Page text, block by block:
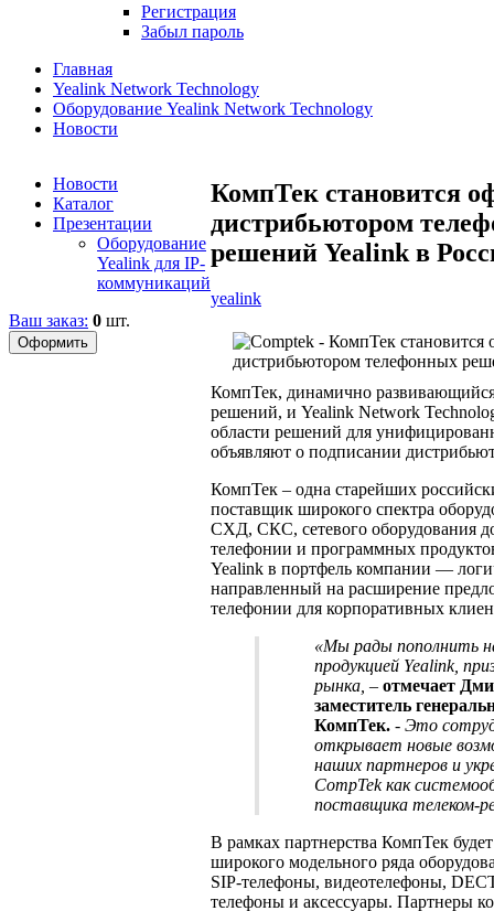
Регистрация
Забыл пароль
Главная
Yealink Network Technology
Оборудование Yealink Network Technology
Новости
Новости
Каталог
Презентации
Оборудование
Yealink для IP-
коммуникаций
Ваш заказ: 0 шт.
КомпТек становится
дистрибьютором
решений Yealink в
yealink
КомпТек, динамично
решений, и Yealink Network
области решений для
объявляют о подписании
КомпТек – одна старейших
поставщик широкого спектра
СХД, СКС, сетевого оборудования
телефонии и программных
Yealink в портфель компании —
направленный на расширение
телефонии для корпоративных
«Мы рады пополнить
продукцией Yealink,
рынка, – отмечает
заместитель
КомпТек. - Это
открывает новые
наших партнеров и
CompTek как
поставщика телеком-
В рамках партнерства КомпТек
широкого модельного ряда
SIP-телефоны, видеотелефоны,
телефоны и аксессуары. Партнеры